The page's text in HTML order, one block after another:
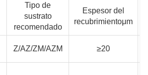
Tipo de
sustrato
recomendado
Espesor del
recubrimientoμm
Z/AZ/ZM/AZM ≥20